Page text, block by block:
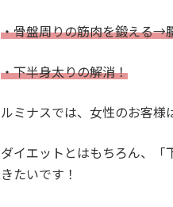
・骨盤周りの筋肉を鍛える→
・下半身太りの解消！
ルミナスでは、女性のお客様
ダイエットとはもちろん、「
きたいです！